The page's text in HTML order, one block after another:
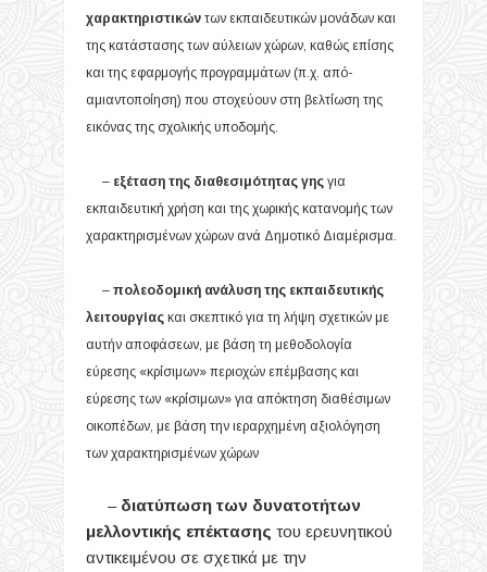
χαρακτηριστικών των εκπαιδευτικών μονάδων και
της κατάστασης των αύλειων χώρων, καθώς επίσης
και της εφαρμογής προγραμμάτων (π.χ. από-
αμιαντοποίηση) που στοχεύουν στη βελτίωση της
εικόνας της σχολικής υποδομής.
– εξέταση της διαθεσιμότητας γης για
εκπαιδευτική χρήση και της χωρικής κατανομής των
χαρακτηρισμένων χώρων ανά Δημοτικό Διαμέρισμα.
– πολεοδομική ανάλυση της εκπαιδευτικής
λειτουργίας και σκεπτικό για τη λήψη σχετικών με
αυτήν αποφάσεων, με βάση τη μεθοδολογία
εύρεσης «κρίσιμων» περιοχών επέμβασης και
εύρεσης των «κρίσιμων» για απόκτηση διαθέσιμων
οικοπέδων, με βάση την ιεραρχημένη αξιολόγηση
των χαρακτηρισμένων χώρων
– διατύπωση των δυνατοτήτων
μελλοντικής επέκτασης του ερευνητικού
αντικειμένου σε σχετικά με την